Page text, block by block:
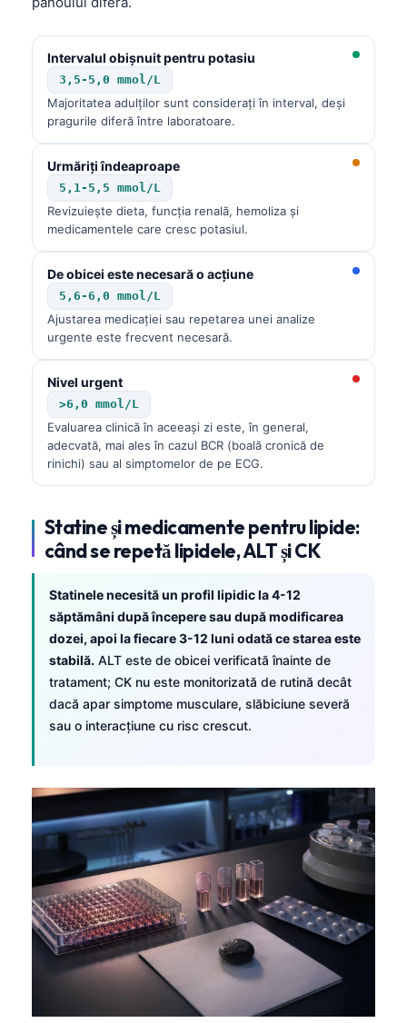
Intervalul obișnuit pentru potasiu
3,5-5,0 mmol/L
Majoritatea adulților sunt considerați în interval, deși
pragurile diferă între laboratoare.
Urmăriți îndeaproape
5,1-5,5 mmol/L
Revizuiește dieta, funcția renală, hemoliza și
medicamentele care cresc potasiul.
De obicei este necesară o acțiune
5,6-6,0 mmol/L
Ajustarea medicației sau repetarea unei analize
urgente este frecvent necesară.
Nivel urgent
>6,0 mmol/L
Evaluarea clinică în aceeași zi este, în general,
adecvată, mai ales în cazul BCR (boală cronică de
rinichi) sau al simptomelor de pe ECG.
Statine și medicamente pentru lipide:
când se repetă lipidele, ALT și CK
Statinele necesită un profil lipidic la 4-12
săptămâni după începere sau după modificarea
dozei, apoi la fiecare 3-12 luni odată ce starea este
stabilă. ALT este de obicei verificată înainte de
tratament; CK nu este monitorizată de rutină decât
dacă apar simptome musculare, slăbiciune severă
sau o interacțiune cu risc crescut.